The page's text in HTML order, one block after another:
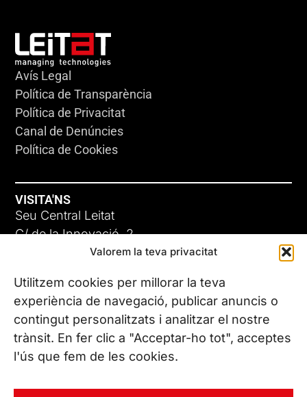
Valorem la teva privacitat
Utilitzem cookies per millorar la teva
experiència de navegació, publicar anuncis o
contingut personalitzats i analitzar el nostre
trànsit. En fer clic a "Acceptar-ho tot", acceptes
l'ús que fem de les cookies.
Avís Legal
Política de Transparència
Política de Privacitat
Canal de Denúncies
Política de Cookies
VISITA'NS
Seu Central Leitat
C/ de la Innovació, 2
08225 Terrassa, (Barcelona)
Coneix les nostres seus
CONTACTA’NS
Tel. (+34) 937 882 300